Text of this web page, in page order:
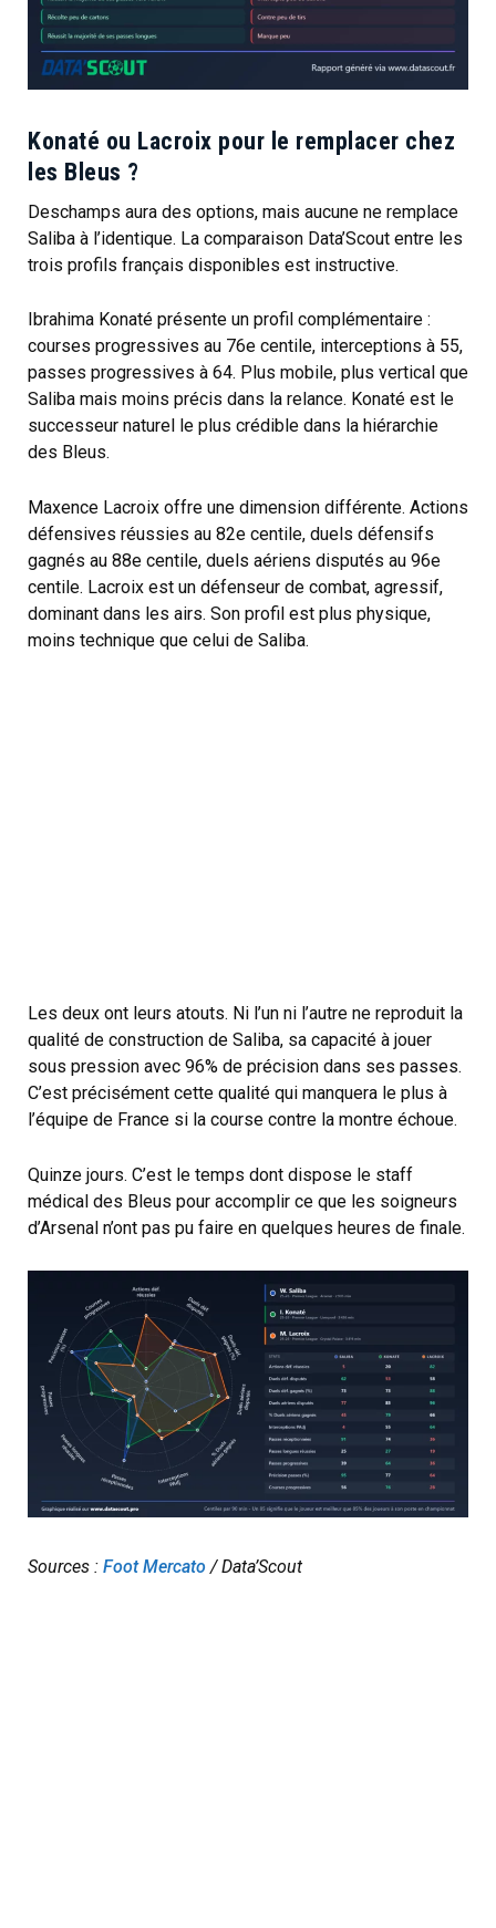
Konaté ou Lacroix pour le remplacer chez
les Bleus ?
Deschamps aura des options, mais aucune ne remplace
Saliba à l’identique. La comparaison Data’Scout entre les
trois profils français disponibles est instructive.
Ibrahima Konaté présente un profil complémentaire :
courses progressives au 76e centile, interceptions à 55,
passes progressives à 64. Plus mobile, plus vertical que
Saliba mais moins précis dans la relance. Konaté est le
successeur naturel le plus crédible dans la hiérarchie
des Bleus.
Maxence Lacroix offre une dimension différente. Actions
défensives réussies au 82e centile, duels défensifs
gagnés au 88e centile, duels aériens disputés au 96e
centile. Lacroix est un défenseur de combat, agressif,
dominant dans les airs. Son profil est plus physique,
moins technique que celui de Saliba.
Les deux ont leurs atouts. Ni l’un ni l’autre ne reproduit la
qualité de construction de Saliba, sa capacité à jouer
sous pression avec 96% de précision dans ses passes.
C’est précisément cette qualité qui manquera le plus à
l’équipe de France si la course contre la montre échoue.
Quinze jours. C’est le temps dont dispose le staff
médical des Bleus pour accomplir ce que les soigneurs
d’Arsenal n’ont pas pu faire en quelques heures de finale.
Sources : Foot Mercato/ Data’Scout